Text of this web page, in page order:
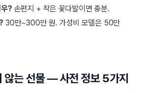
? 손편지 + 작은 꽃다발이면 충분.
30만~300만 원. 가성비 모델은 50만
않는 선물 — 사전 정보 5가지